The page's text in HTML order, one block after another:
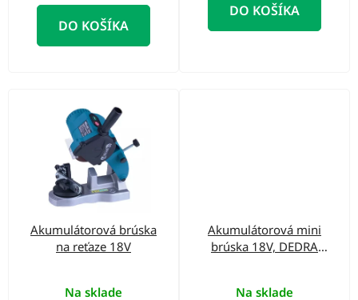
DO KOŠÍKA
DO KOŠÍKA
Akumulátorová brúska
na reťaze 18V
Na sklade
Akumulátorová mini
brúska 18V, DEDRA
Na sklade